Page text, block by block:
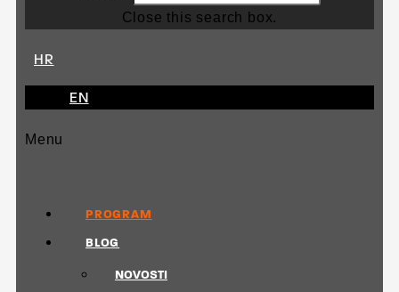
Close this search box.
HR
EN
Menu
PROGRAM
BLOG
NOVOSTI